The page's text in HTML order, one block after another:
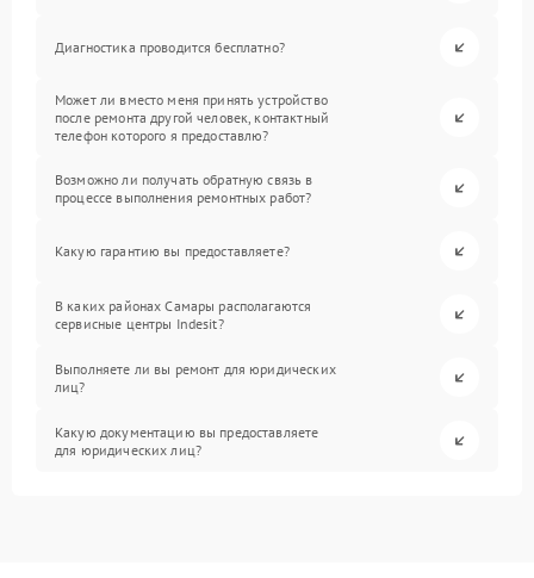
Диагностика проводится бесплатно?
Может ли вместо меня принять устройство
после ремонта другой человек, контактный
телефон которого я предоставлю?
Возможно ли получать обратную связь в
процессе выполнения ремонтных работ?
Какую гарантию вы предоставляете?
В каких районах Самары располагаются
сервисные центры Indesit?
Выполняете ли вы ремонт для юридических
лиц?
Какую документацию вы предоставляете
для юридических лиц?